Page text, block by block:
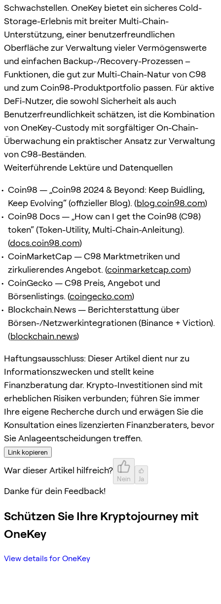
Schwachstellen. OneKey bietet ein sicheres Cold-
Storage-Erlebnis mit breiter Multi-Chain-
Unterstützung, einer benutzerfreundlichen
Oberfläche zur Verwaltung vieler Vermögenswerte
und einfachen Backup-/Recovery-Prozessen –
Funktionen, die gut zur Multi-Chain-Natur von C98
und zum Coin98-Produktportfolio passen. Für aktive
DeFi-Nutzer, die sowohl Sicherheit als auch
Benutzerfreundlichkeit schätzen, ist die Kombination
von OneKey-Custody mit sorgfältiger On-Chain-
Überwachung ein praktischer Ansatz zur Verwaltung
von C98-Beständen.
Weiterführende Lektüre und Datenquellen
Coin98 — „Coin98 2024 & Beyond: Keep Buidling,
Keep Evolving“ (offizieller Blog). (blog.coin98.com)
Coin98 Docs — „How can I get the Coin98 (C98)
token“ (Token-Utility, Multi-Chain-Anleitung).
(docs.coin98.com)
CoinMarketCap — C98 Marktmetriken und
zirkulierendes Angebot. (coinmarketcap.com)
CoinGecko — C98 Preis, Angebot und
Börsenlistings. (coingecko.com)
Blockchain.News — Berichterstattung über
Börsen-/Netzwerkintegrationen (Binance + Viction).
(blockchain.news)
Haftungsausschluss: Dieser Artikel dient nur zu
Informationszwecken und stellt keine
Finanzberatung dar. Krypto-Investitionen sind mit
erheblichen Risiken verbunden; führen Sie immer
Ihre eigene Recherche durch und erwägen Sie die
Konsultation eines lizenzierten Finanzberaters, bevor
Sie Anlageentscheidungen treffen.
Link kopieren
War dieser Artikel hilfreich?
Nein Ja
Danke für dein Feedback!
Schützen Sie Ihre Kryptojourney mit
OneKey
View details for OneKey